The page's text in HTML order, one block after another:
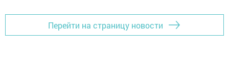
Перейти на страницу новости